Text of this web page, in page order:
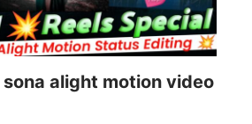
alight motion video